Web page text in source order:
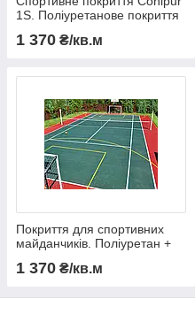
1S. Поліуретанове покриття
1 370 ₴/кв.м
Покриття для спортивних
майданчиків. Поліуретан +
1 370 ₴/кв.м